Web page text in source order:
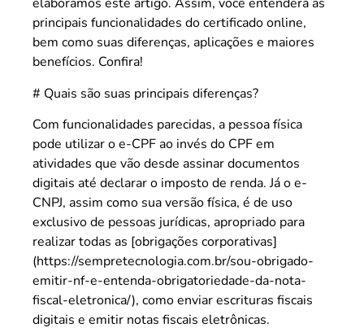
principais funcionalidades do certificado online,
bem como suas diferenças, aplicações e maiores
benefícios. Confira!
# Quais são suas principais diferenças?
Com funcionalidades parecidas, a pessoa física
pode utilizar o e-CPF ao invés do CPF em
atividades que vão desde assinar documentos
digitais até declarar o imposto de renda. Já o e-
CNPJ, assim como sua versão física, é de uso
exclusivo de pessoas jurídicas, apropriado para
realizar todas as [obrigações corporativas]
(https://sempretecnologia.com.br/sou-obrigado-
emitir-nf-e-entenda-obrigatoriedade-da-nota-
fiscal-eletronica/), como enviar escrituras fiscais
digitais e emitir notas fiscais eletrônicas.